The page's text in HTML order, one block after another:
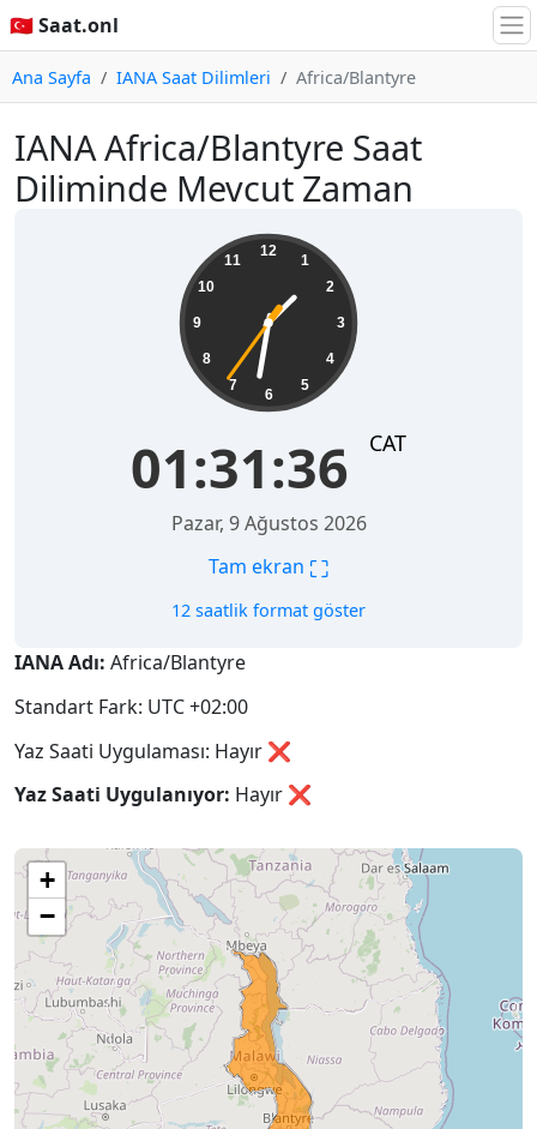
🇹🇷 Saat.onl
Ana Sayfa IANA Saat Dilimleri Africa/Blantyre
IANA Africa/Blantyre Saat
Diliminde Mevcut Zaman
12
1
2
3
4
5
6
7
8
9
10
11
01:31:37 CAT
Pazar, 9 Ağustos 2026
Tam ekran ⛶
12 saatlik format göster
IANA Adı: Africa/Blantyre
Standart Fark: UTC +02:00
Yaz Saati Uygulaması: Hayır ❌
Yaz Saati Uygulanıyor: Hayır ❌
+
−